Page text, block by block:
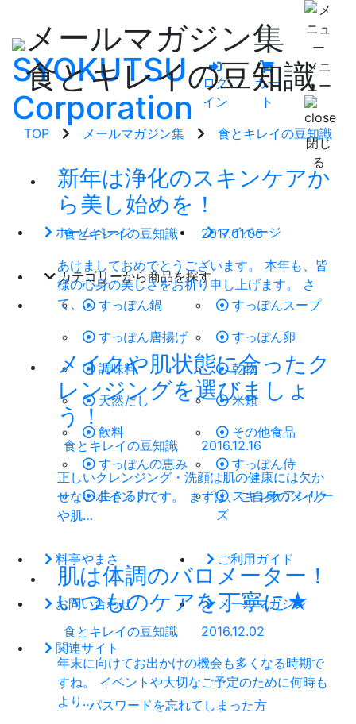
ログ
イン
カー
ト
メニ
ュー
閉じ
る
ホームページ マイページ
カテゴリーから商品を探す
すっぽん鍋
すっぽんスープ
すっぽん唐揚げ
すっぽん卵
調味料
乾物
天然だし
米類
飲料
その他食品
すっぽんの恵み
すっぽん侍
生きる力
スキンケアシリー
ズ
料亭やまさ ご利用ガイド
お問い合わせ メールマガジン
関連サイト
パスワードを忘れてしまった方
メールマガジン集
食とキレイの豆知識
TOP メールマガジン集 食とキレイの豆知識
新年は浄化のスキンケアか
ら美し始めを！
食とキレイの豆知識
2017.01.06
あけましておめでとうございます。 本年も、皆
様の心身の美しさをお祈り申し上げます。 さ
て、…
メイクや肌状態に合ったク
レンジングを選びましょ
う！
食とキレイの豆知識
2016.12.16
正しいクレンジング・洗顔は肌の健康には欠か
せないポイントです。 まずは、ご自身のメイク
や肌…
肌は体調のバロメーター！
いつものケアを丁寧に★
食とキレイの豆知識
2016.12.02
年末に向けてお出かけの機会も多くなる時期で
すね。 イベントや大切なご予定のために何時も
より…